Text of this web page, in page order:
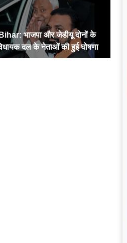
Bihar: भाजपा और जेडीयू दोनों के
दल के नेताओं की हुई घोषणा